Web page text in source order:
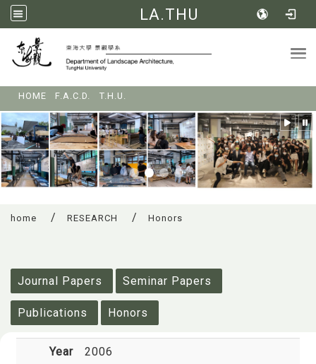
LA.THU
HOME F.A.C.D. T.H.U.
home RESEARCH Honors
Journal Papers
Seminar Papers
Publications Honors
Year 2006